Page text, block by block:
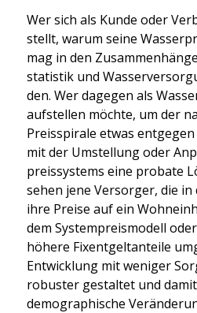
Wer sich als Kun­de oder
stellt, war­um sei­ne
mag in den
sta­tis­tik und
den. Wer dage­gen als
auf­stel­len möch­te, um der
Preis­spi­ra­le etwas
mit der Umstel­lung oder
preis­sys­tems eine pro­ba­te
sehen jene Ver­sor­ger, die
ihre Prei­se auf ein
dem Sys­tem­preis­mo­dell
höhe­re Fixent­gelt­an­tei­le
Ent­wick­lung mit weni­ger
robus­ter gestal­tet und
demo­gra­phi­sche